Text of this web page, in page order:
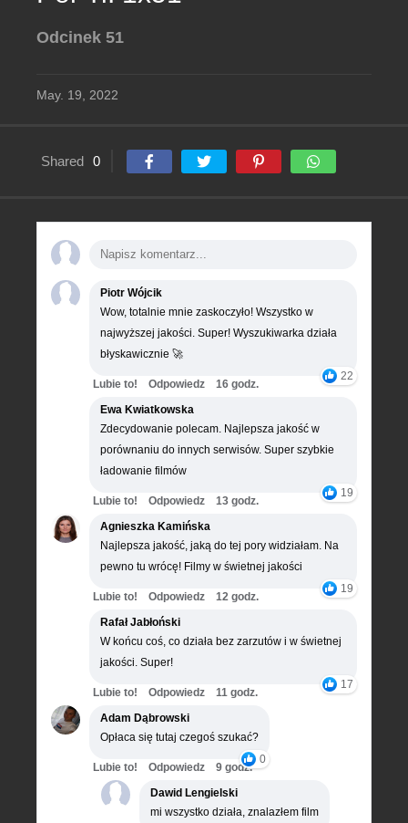
Odcinek 51
May. 19, 2022
Shared 0
Piotr Wójcik
Wow, totalnie mnie zaskoczyło! Wszystko w
najwyższej jakości. Super! Wyszukiwarka działa
błyskawicznie 🚀
22
Lubie to! Odpowiedz
16 godz.
Ewa Kwiatkowska
Zdecydowanie polecam. Najlepsza jakość w
porównaniu do innych serwisów. Super szybkie
ładowanie filmów
19
Lubie to! Odpowiedz
13 godz.
Agnieszka Kamińska
Najlepsza jakość, jaką do tej pory widziałam. Na
pewno tu wrócę! Filmy w świetnej jakości
19
Lubie to! Odpowiedz
12 godz.
Rafał Jabłoński
W końcu coś, co działa bez zarzutów i w świetnej
jakości. Super!
17
Lubie to! Odpowiedz
11 godz.
Adam Dąbrowski
Opłaca się tutaj czegoś szukać?
0
Lubie to! Odpowiedz
9 godz.
Dawid Lengielski
mi wszystko działa, znalazłem film